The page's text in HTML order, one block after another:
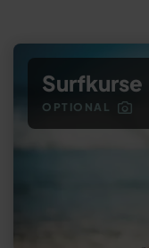
Surfkurse
OPTIONAL